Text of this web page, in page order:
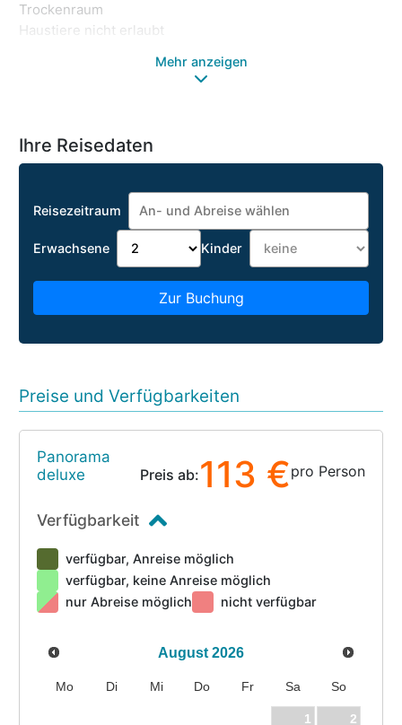
Trockenraum
Haustiere nicht erlaubt
Mehr anzeigen
Ihre Reisedaten
Reisezeitraum
Erwachsene Kinder
Zur Buchung
Preise und Verfügbarkeiten
Panorama
deluxe
Preis ab:113 €pro Person
Verfügbarkeit
verfügbar, Anreise möglich
verfügbar, keine Anreise möglich
nur Abreise möglich
nicht verfügbar
August 2026
Mo Di Mi Do Fr Sa So
1
2